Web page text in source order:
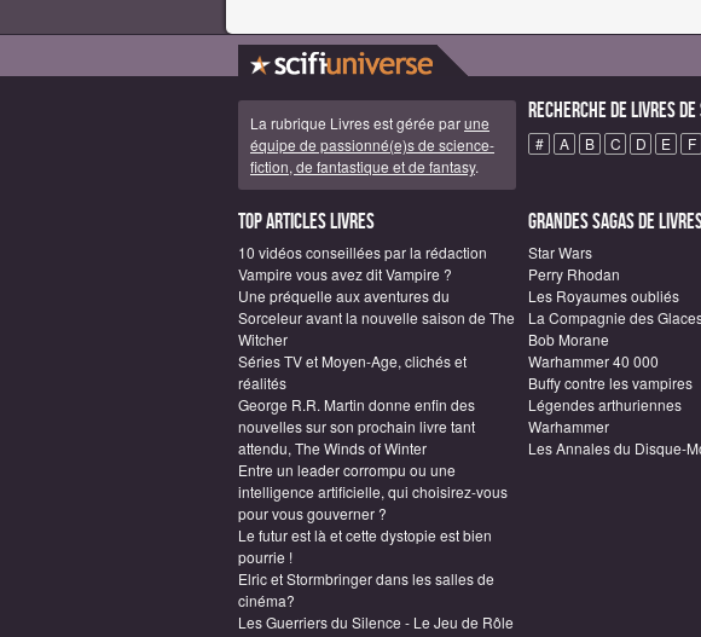
La rubrique Livres est gérée parune
équipe de passionné(e)s de science-
fiction, de fantastique et de fantasy.
Recherche de Livres
# A B C D E F
Top articles Livres
10 vidéos conseillées par la rédaction
Vampire vous avez dit Vampire ?
Une préquelle aux aventures du
Sorceleur avant la nouvelle saison de The
Witcher
Séries TV et Moyen-Age, clichés et
réalités
George R.R. Martin donne enfin des
nouvelles sur son prochain livre tant
attendu, The Winds of Winter
Entre un leader corrompu ou une
intelligence artificielle, qui choisirez-vous
pour vous gouverner ?
Le futur est là et cette dystopie est bien
pourrie !
Elric et Stormbringer dans les salles de
cinéma?
Les Guerriers du Silence - Le Jeu de Rôle
Grandes sagas de
Star Wars
Perry Rhodan
Les Royaumes oubliés
La Compagnie des
Bob Morane
Warhammer 40 000
Buffy contre les vampires
Légendes arthuriennes
Warhammer
Les Annales du Disque-